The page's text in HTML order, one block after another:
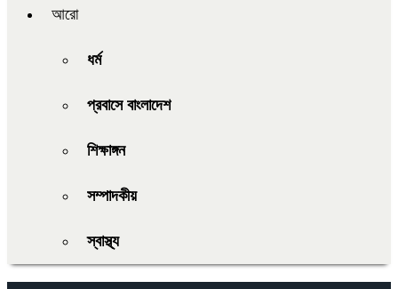
আরো
ধর্ম
প্রবাসে বাংলাদেশ
শিক্ষাঙ্গন
সম্পাদকীয়
স্বাস্থ্য